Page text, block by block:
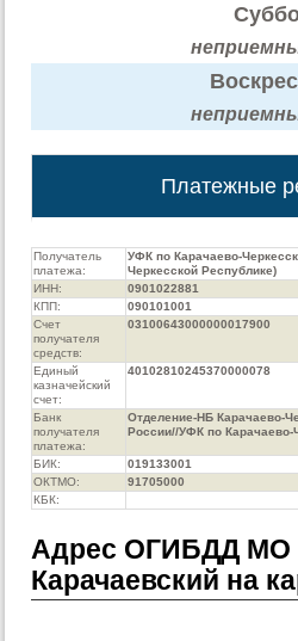
Платежные
Получатель
платежа:
УФК по Карачаево-
Черкесской Республике)
ИНН:
0901022881
КПП:
090101001
Счет
получателя
средств:
03100643000000017900
Единый
казначейский
счет:
40102810245370000078
Банк
получателя
платежа:
Отделение-НБ Карачаево-
России//УФК по Карачаево-
БИК:
019133001
ОКТМО:
91705000
КБК:
Адрес ОГИБДД МО
Карачаевский на